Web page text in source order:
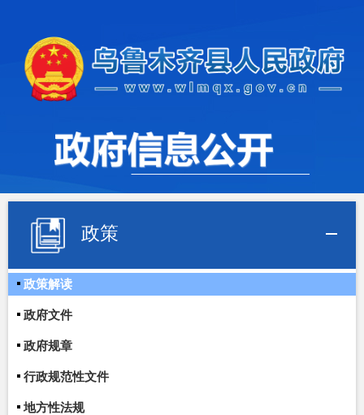
政策
政策解读
政府文件
政府规章
行政规范性文件
地方性法规